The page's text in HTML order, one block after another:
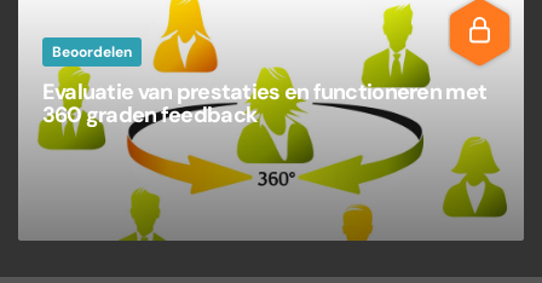
Beoordelen
Evaluatie van prestaties en functioneren met
360 graden feedback